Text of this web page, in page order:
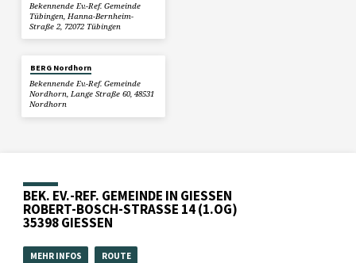
Bekennende Ev.-Ref. Gemeinde
Tübingen, Hanna-Bernheim-
Straße 2, 72072 Tübingen
BERG Nordhorn
Bekennende Ev.-Ref. Gemeinde
Nordhorn, Lange Straße 60, 48531
Nordhorn
BEK. EV.-REF. GEMEINDE IN GIESSEN
ROBERT-BOSCH-STRASSE 14 (1.OG)
35398 GIESSEN
MEHR INFOS ROUTE